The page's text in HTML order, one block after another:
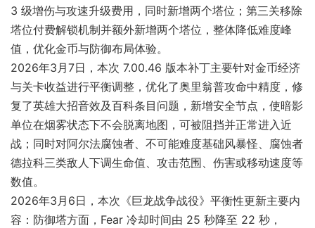
3 级增伤与攻速升级费用，同时新增两个塔位；第三关移除
塔位付费解锁机制并额外新增两个塔位，整体降低难度峰
值，优化金币与防御布局体验。
2026年3月7日，本次 7.00.46 版本补丁主要针对金币经济
与关卡收益进行平衡调整，优化了奥里翁普攻命中精度，修
复了英雄大招音效及百科条目问题，新增安全节点，使暗影
单位在烟雾状态下不会脱离地图，可被阻挡并正常进入近
战；同时对阿尔法腐蚀者、不可能难度基础风暴怪、腐蚀者
德拉科三类敌人下调生命值、攻击范围、伤害或移动速度等
数值。
2026年3月6日，本次《巨龙战争战役》平衡性更新主要内
容：防御塔方面，Fear 冷却时间由 25 秒降至 22 秒，